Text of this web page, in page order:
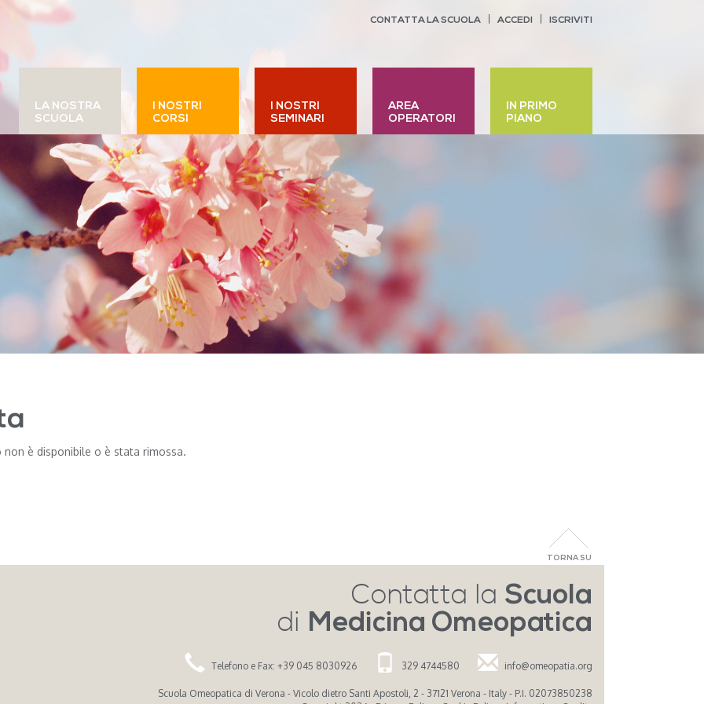
CONTATTA LA SCUOLA ACCEDI ISCRIVITI
LA NOSTRA
SCUOLA
I NOSTRI
CORSI
I NOSTRI
SEMINARI
AREA
OPERATORI
IN PRIMO
PIANO
è disponibile o è stata rimossa.
Contatta la Scuola
di Medicina Omeopatica
Telefono e Fax: +39 045 8030926 329 4744580 info@omeopatia.org
Scuola Omeopatica di Verona - Vicolo dietro Santi Apostoli, 2 - 37121 Verona - Italy - P.I. 02073850238
TORNA SU